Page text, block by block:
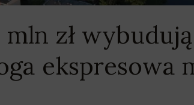
zł
ekspresowa